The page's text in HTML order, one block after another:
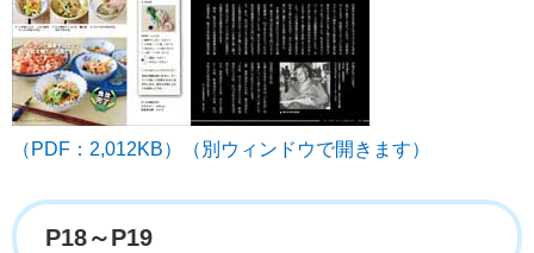
（PDF：2,012KB）（別ウィンドウで開きます）
P18～P19